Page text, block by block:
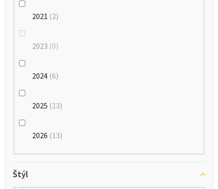
2021 2
2023 0
2024 6
2025 13
2026 13
Štýl